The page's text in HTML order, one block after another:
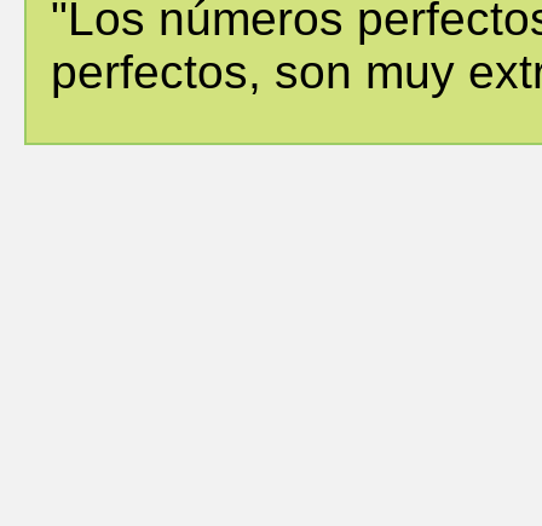
"Los números
perfectos, son muy